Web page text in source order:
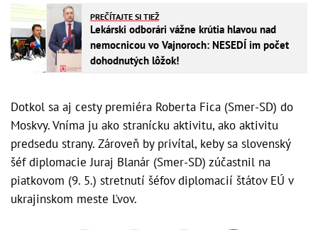
PREČÍTAJTE SI TIEŽ
Lekárski odborári vážne krútia hlavou nad
nemocnicou vo Vajnoroch: NESEDÍ im počet
dohodnutých lôžok!
Dotkol sa aj cesty premiéra Roberta Fica (Smer-SD) do
Moskvy. Vníma ju ako stranícku aktivitu, ako aktivitu
predsedu strany. Zároveň by privítal, keby sa slovenský
šéf diplomacie Juraj Blanár (Smer-SD) zúčastnil na
piatkovom (9. 5.) stretnutí šéfov diplomacií štátov EÚ v
ukrajinskom meste Ľvov.